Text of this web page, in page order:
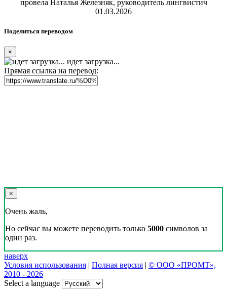
провела Наталья Железняк, руководитель лингвистич
01.03.2026
Поделиться переводом
×
идет загрузка...
Прямая ссылка на перевод:
×
Очень жаль,
Но сейчас вы можете переводить только 5000 символов за
один раз.
наверх
Условия использования | Полная версия | © ООО «ПРОМТ»,
2010 - 2026
Select a language